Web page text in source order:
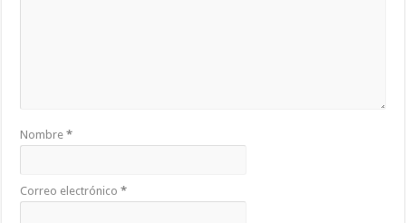
Nombre*
Correo electrónico*